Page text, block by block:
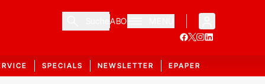
ABO
SPECIALS NEWSLETTER EPAPER